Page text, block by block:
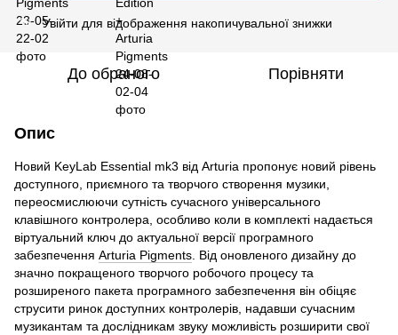
% Увійти для відображення накопичувальної знижки
До обраного Порівняти
Опис
Новий KeyLab Essential mk3 від Arturia пропонує новий рівень
доступного, приємного та творчого створення музики,
переосмислюючи сутність сучасного універсального
клавішного контролера, особливо коли в комплекті надається
віртуальний ключ до актуальної версії програмного
забезпечення Arturia Pigments . Від оновленого дизайну до
значно покращеного творчого робочого процесу та
розширеного пакета програмного забезпечення він обіцяє
струсити ринок доступних контролерів, надавши сучасним
музикантам та дослідникам звуку можливість розширити свої